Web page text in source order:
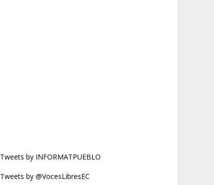
Tweets by INFORMATPUEBLO
Tweets by @VocesLibresEC